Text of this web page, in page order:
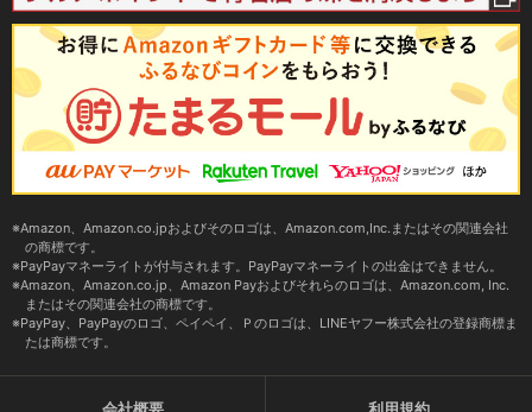
Amazon、Amazon.co.jpおよびそのロゴは、Amazon.com,Inc.またはその関連会社
の商標です。
PayPayマネーライトが付与されます。PayPayマネーライトの出金はできません。
Amazon、Amazon.co.jp、Amazon Payおよびそれらのロゴは、Amazon.com, Inc.
またはその関連会社の商標です。
PayPay、PayPayのロゴ、ペイペイ、Ｐのロゴは、LINEヤフー株式会社の登録商標ま
たは商標です。
会社概要 利用規約